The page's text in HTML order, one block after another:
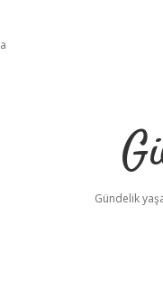
Gündelik